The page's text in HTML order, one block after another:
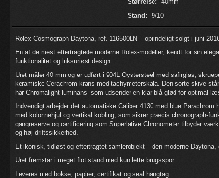
Størrelse:
40mm
Stand:
9/10
Rolex Cosmograph Daytona, ref. 116500LN – oprindeligt solgt i juni
En af de mest eftertragtede moderne Rolex-modeller, kendt for sin
funktionalitet og luksuriøst design.
Uret måler 40 mm og er udført i 904L Oystersteel med safirglas,
keramiske Cerachrom-krans med tachymeterskala. Den sorte skive
har Chromalight-luminans, som udsender en klar blå glød for optimal
Indvendigt arbejder det automatiske Caliber 4130 med blue
med kolonnehjul og vertikal kobling, som sikrer præcis chronograph-
gangreserve og certificering som Superlative Chronometer tilbyder
og høj driftssikkerhed.
Et ikonisk, tidløst og eftertragtet samlerobjekt – den moderne Daytona,
Uret fremstår i meget flot stand med kun lette brugsspor.
Leveres med bokse, papirer, certifikat og seal hangtag.